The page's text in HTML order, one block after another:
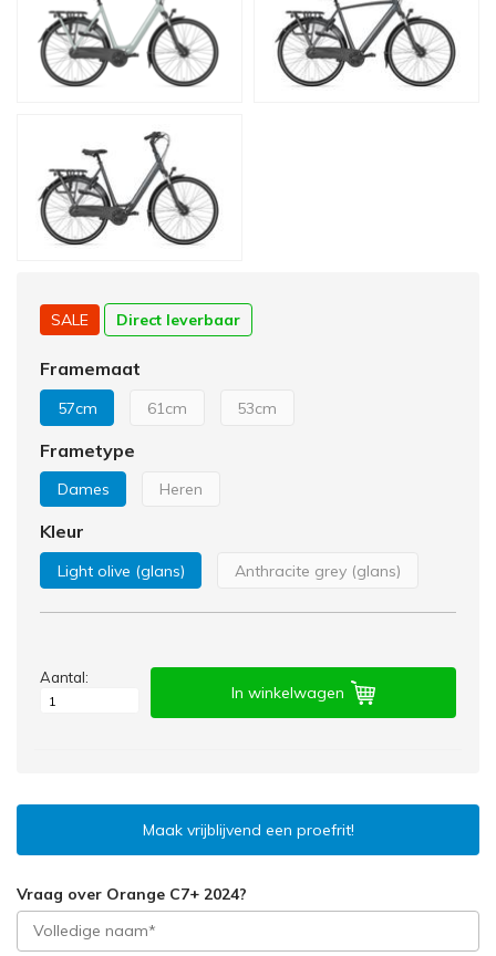
SALE Direct leverbaar
Framemaat
57cm 61cm 53cm
Frametype
Dames Heren
Kleur
Light olive (glans) Anthracite grey (glans)
Aantal:
In winkelwagen
Maak vrijblijvend een proefrit!
Vraag over Orange C7+ 2024?